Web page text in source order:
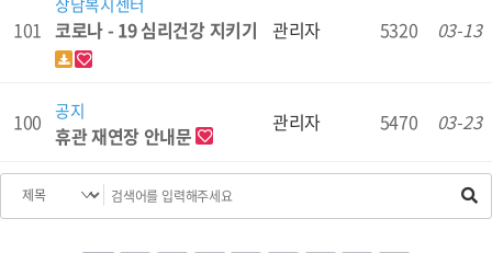
101 코로나 - 19 심리건강 지키기 관리자 5320 03-13
100 공지
휴관 재연장 안내문
관리자 5470 03-23